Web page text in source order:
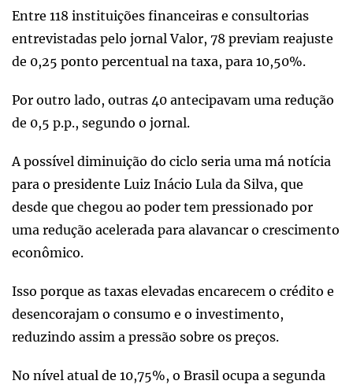
Entre 118 instituições financeiras e consultorias
entrevistadas pelo jornal Valor, 78 previam reajuste
de 0,25 ponto percentual na taxa, para 10,50%.
Por outro lado, outras 40 antecipavam uma redução
de 0,5 p.p., segundo o jornal.
A possível diminuição do ciclo seria uma má notícia
para o presidente Luiz Inácio Lula da Silva, que
desde que chegou ao poder tem pressionado por
uma redução acelerada para alavancar o crescimento
econômico.
Isso porque as taxas elevadas encarecem o crédito e
desencorajam o consumo e o investimento,
reduzindo assim a pressão sobre os preços.
No nível atual de 10,75%, o Brasil ocupa a segunda